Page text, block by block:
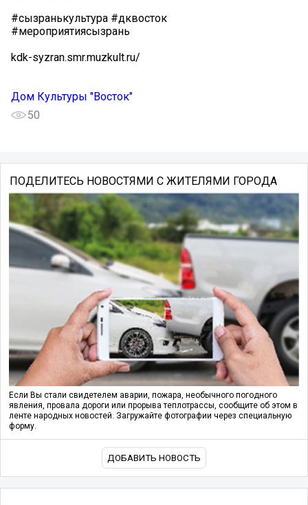
#сызранькультура #дквосток
#мероприятиясызрань
kdk-syzran.smr.muzkult.ru/
Дом Культуры "Восток"
50
ПОДЕЛИТЕСЬ НОВОСТЯМИ С ЖИТЕЛЯМИ ГОРОДА
Если Вы стали свидетелем аварии, пожара, необычного погодного
явления, провала дороги или прорыва теплотрассы, сообщите об этом в
ленте народных новостей. Загружайте фотографии через специальную
форму.
ДОБАВИТЬ НОВОСТЬ